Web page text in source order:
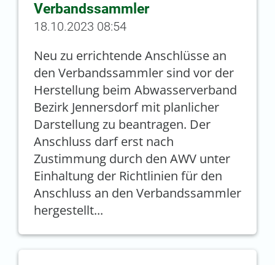
Verbandssammler
18.10.2023 08:54
Neu zu errichtende Anschlüsse an
den Verbandssammler sind vor der
Herstellung beim Abwasserverband
Bezirk Jennersdorf mit planlicher
Darstellung zu beantragen. Der
Anschluss darf erst nach
Zustimmung durch den AWV unter
Einhaltung der Richtlinien für den
Anschluss an den Verbandssammler
hergestellt...